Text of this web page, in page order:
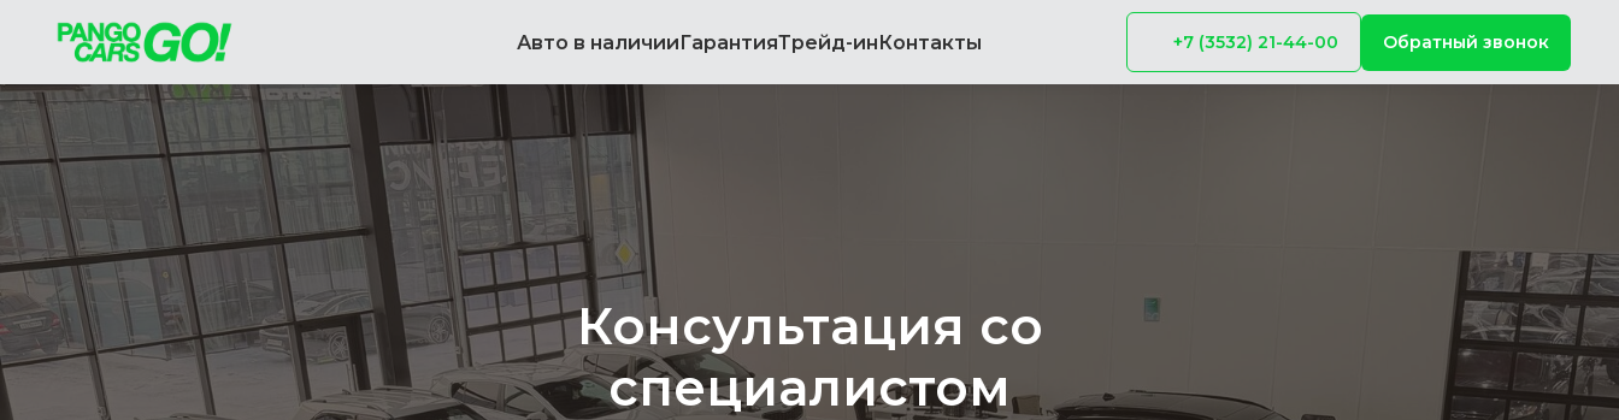
Авто в наличииГарантияТрейд-инКонтакты +7 (3532) 21-44-00 Обратный звонок
Консультация со
специалистом